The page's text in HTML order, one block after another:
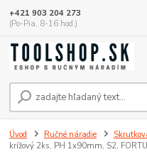
+421 903 204 273
(Po-Pia, 8-16 hod.)
Úvod Ručné náradie
krížový 2ks, PH 1x90mm, S2,